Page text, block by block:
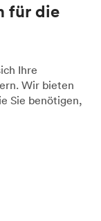
für die
Ihre
Wir bieten
Sie benötigen,